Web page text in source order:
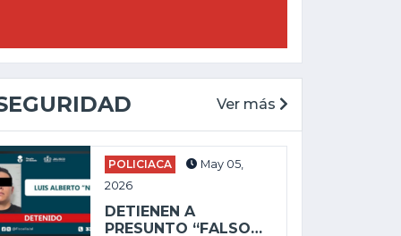
CHAPALA
May 27, 2025
Ver más
POLICIACA
May 05,
2026
DETIENEN A
PRESUNTO “FALSO…